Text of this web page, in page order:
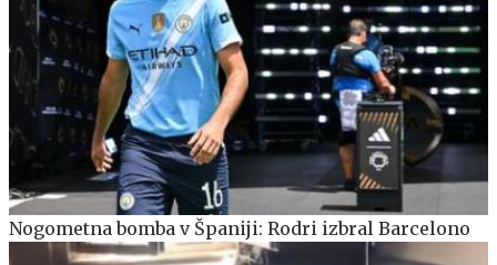
Nogometna bomba v Španiji: Rodri izbral Barcelono